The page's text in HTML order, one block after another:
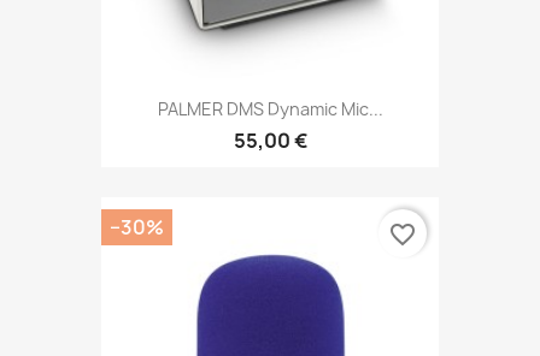
PALMER DMS Dynamic Mic...
55,00 €
−30% favorite_border